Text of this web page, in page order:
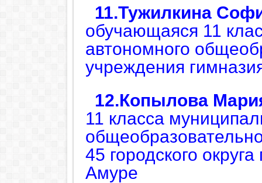
11.Тужилкина
обучающаяся 11
автономного
учреждения
12.Копылова
11 класса
45 городского
Амуре